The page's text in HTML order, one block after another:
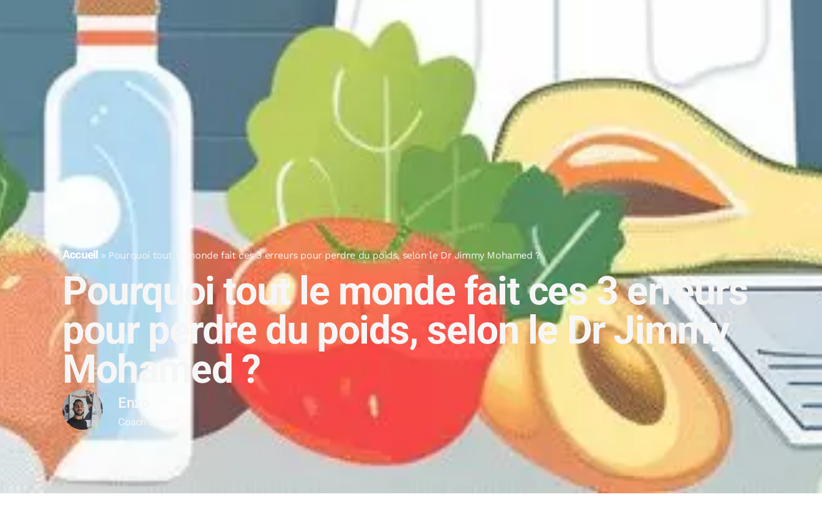
Accueil » Pourquoi tout le monde fait ces 3 erreurs pour perdre du poids, selon le Dr Jimmy Mohamed ?
Pourquoi tout le monde fait ces 3 erreurs
pour perdre du poids, selon le Dr Jimmy
Mohamed ?
Enzo
Coach Sportif